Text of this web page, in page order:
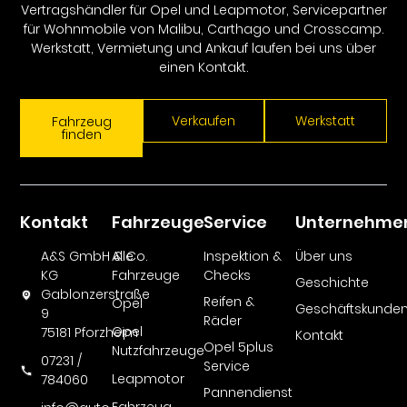
Vertragshändler für Opel und Leapmotor, Servicepartner
für Wohnmobile von Malibu, Carthago und Crosscamp.
Werkstatt, Vermietung und Ankauf laufen bei uns über
einen Kontakt.
Fahrzeug
finden
Verkaufen Werkstatt
Kontakt
A&S GmbH & Co.
KG
Gablonzerstraße
9
75181 Pforzheim
07231 /
784060
Fahrzeuge
Alle
Fahrzeuge
Opel
Opel
Nutzfahrzeuge
Leapmotor
Service
Inspektion &
Checks
Reifen &
Räder
Opel 5plus
Service
Pannendienst
Über uns
Geschichte
Kontakt